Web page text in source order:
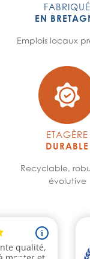
FABRIQUÉ
EN
Emplois locaux
ETAGÈRE
DURABLE
Recyclable,
évolutive